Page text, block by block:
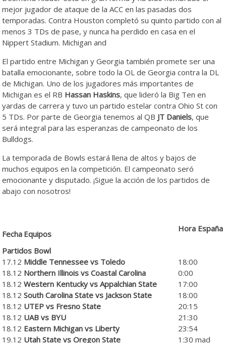
mejor jugador de ataque de la ACC en las pasadas dos
temporadas. Contra Houston completó su quinto partido con al
menos 3 TDs de pase, y nunca ha perdido en casa en el
Nippert Stadium. Michigan and
El partido entre Michigan y Georgia también promete ser una
batalla emocionante, sobre todo la OL de Georgia contra la DL
de Michigan. Uno de los jugadores más importantes de
Michigan es el RB Hassan Haskins, que lideró la Big Ten en
yardas de carrera y tuvo un partido estelar contra Ohio St con
5 TDs. Por parte de Georgia tenemos al QB JT Daniels, que
será integral para las esperanzas de campeonato de los
Bulldogs.
La temporada de Bowls estará llena de altos y bajos de
muchos equipos en la competición. El campeonato seró
emocionante y disputado. ¡Sigue la acción de los partidos de
abajo con nosotros!
Fecha Equipos
Hora España
Partidos Bowl
17.12 Middle Tennessee vs Toledo
18:00
18.12 Northern Illinois vs Coastal Carolina
0:00
18.12 Western Kentucky vs Appalchian State
17:00
18.12 South Carolina State vs Jackson State
18:00
18.12 UTEP vs Fresno State
20:15
18.12 UAB vs BYU
21:30
18.12 Eastern Michigan vs Liberty
23:54
19.12 Utah State vs Oregon State
1:30 mad